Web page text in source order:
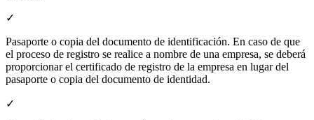
✓
Pasaporte o copia del documento de identificación. En caso de que
el proceso de registro se realice a nombre de una empresa, se deberá
proporcionar el certificado de registro de la empresa en lugar del
pasaporte o copia del documento de identidad.
✓